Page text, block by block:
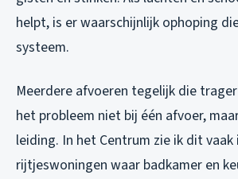
helpt, is er waarschijnlijk ophoping
systeem.
Meerdere afvoeren tegelijk die
het probleem niet bij één afvoer,
leiding. In het Centrum zie ik dit vaak
rijtjeswoningen waar badkamer en